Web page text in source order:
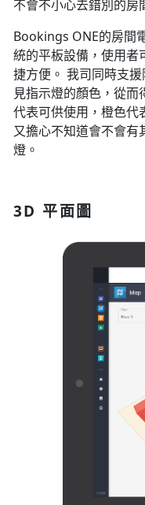
不會不小心去錯別的房
Bookings ONE的房間
統的平板設備，使用者
捷方便。 我司同時支
見指示燈的顏色，從
代表可供使用，橙色代
又擔心不知道會不會有
燈。
3D 平面圖